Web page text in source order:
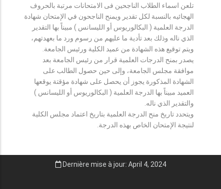
تلعن اسماء الطلاب الناجحين فى الامتحانات مرتبة بالحروف
الهجائيه بالنسبة لكل تقدير ويمنح الناجحون في الإمتحان شهادة
الدرجة العلمية ( البكالوريوس أو الليسانس ) مبيناً بها التقدير
الذي ناله وذلك بعد تأدية ما عليهم من رسوم ورد ما بعهدتهم،
ويتم توقيع هذه الشهادة من عميد الكلية ورئيس الجامعة.
يصدر بمنح الدرجات العلمية قرار من رئيس الجامعة بعد
موافقة مجلس الجامعة، وإلى حين حصول الطالب على
الشهادة المذكورة يجوز أن يحصل على شهادة مؤقتة يوقعها
العميد مبيناً بها الدرجة العلمية ( البكالوريوس أو الليسانس )
والتقدير الذي ناله.
ويتحدد تاريخ منح الدرجة العلمية بتاريخ اعتماد مجلس الكلية
لنتيجة الإمتحان الخاص بهذه الدرجة.
Dernière mise à jour: April 4, 2024